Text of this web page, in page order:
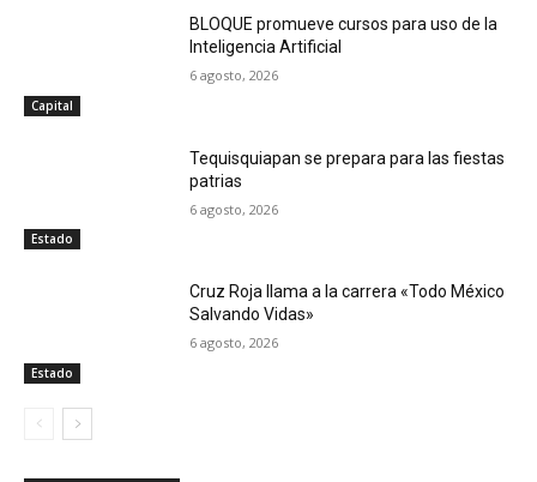
Capital
BLOQUE promueve cursos para uso de la
Inteligencia Artificial
6 agosto, 2026
Estado
Tequisquiapan se prepara para las fiestas
patrias
6 agosto, 2026
Estado
Cruz Roja llama a la carrera «Todo México
Salvando Vidas»
6 agosto, 2026